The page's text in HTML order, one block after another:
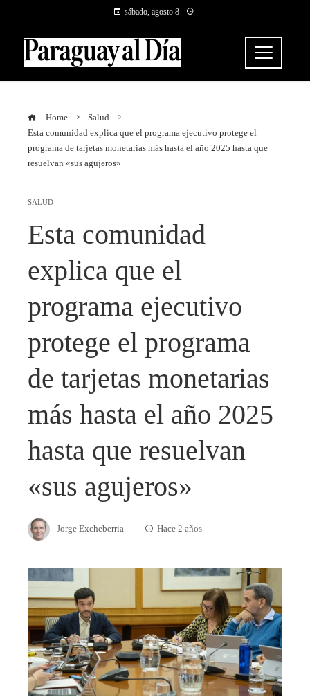
sábado, agosto 8
Home
Salud
Esta comunidad explica que el programa ejecutivo protege el
programa de tarjetas monetarias más hasta el año 2025 hasta que
resuelvan «sus agujeros»
SALUD
Esta comunidad
explica que el
programa ejecutivo
protege el programa
de tarjetas monetarias
más hasta el año 2025
hasta que resuelvan
«sus agujeros»
Jorge Excheberria Hace 2 años